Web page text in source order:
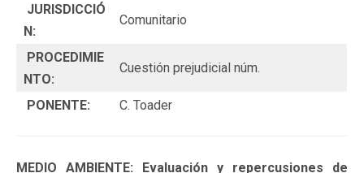
JURISDICCIÓ
N:
Comunitario
PROCEDIMIE
NTO:
Cuestión prejudicial núm.
PONENTE: C. Toader
MEDIO AMBIENTE: Evaluación y repercusiones de